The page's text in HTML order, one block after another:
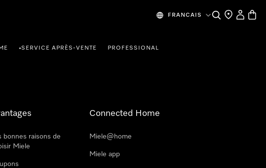
FRANCAIS Recherche
MesPanier
•SERVICE APRÈS-VENTE PROFESSIONAL
bonnes raisons de
Miele
Connected Home
Miele@home
Miele app